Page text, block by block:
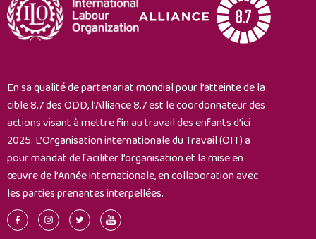
nouveau
contrat
social
mettre
fin
au
travail
des
enfants
En sa qualité de partenariat mondial pour l’atteinte de la
cible 8.7 des ODD, l’Alliance 8.7 est le coordonnateur des
actions visant à mettre fin au travail des enfants d’ici
2025. L’Organisation internationale du Travail (OIT) a
pour mandat de faciliter l’organisation et la mise en
œuvre de l’Année internationale, en collaboration avec
les parties prenantes interpellées.